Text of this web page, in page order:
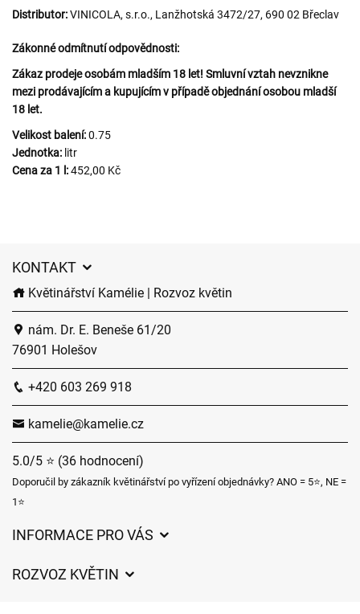
Distributor:VINICOLA, s.r.o., Lanžhotská 3472/27, 690 02 Břeclav
Zákonné odmítnutí odpovědnosti:
Zákaz prodeje osobám mladším 18 let! Smluvní vztah nevznikne
mezi prodávajícím a kupujícím v případě objednání osobou mladší
18 let.
Velikost balení:0.75
Jednotka: litr
Cena za 1 l:452,00 Kč
KONTAKT
Květinářství Kamélie | Rozvoz květin
nám. Dr. E. Beneše 61/20
76901 Holešov
+420 603 269 918
kamelie@kamelie.cz
5.0/5 ⭐ (36 hodnocení)
Doporučil by zákazník květinářství po vyřízení objednávky? ANO = 5⭐, NE =
1⭐
INFORMACE PRO VÁS
ROZVOZ KVĚTIN